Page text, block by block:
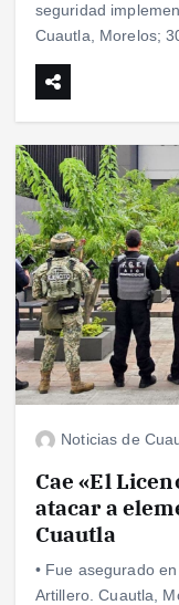
seguridad
Cuautla, Morelos;
Noticias de
Cae «El
atacar a
Cuautla
• Fue asegurado
Artillero. Cuautla,